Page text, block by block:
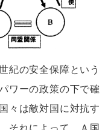
紀の安全保障という
ワーの政策の下で確
々は敵対国に対抗す